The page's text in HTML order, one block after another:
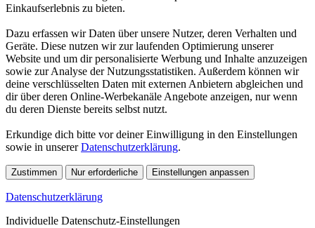
Einkaufserlebnis zu bieten.
Dazu erfassen wir Daten über unsere Nutzer, deren Verhalten und
Geräte. Diese nutzen wir zur laufenden Optimierung unserer
Website und um dir personalisierte Werbung und Inhalte anzuzeigen
sowie zur Analyse der Nutzungsstatistiken. Außerdem können wir
deine verschlüsselten Daten mit externen Anbietern abgleichen und
dir über deren Online-Werbekanäle Angebote anzeigen, nur wenn
du deren Dienste bereits selbst nutzt.
Erkundige dich bitte vor deiner Einwilligung in den Einstellungen
sowie in unsererDatenschutzerklärung.
Zustimmen Nur erforderliche Einstellungen anpassen
Datenschutzerklärung
Individuelle Datenschutz-Einstellungen